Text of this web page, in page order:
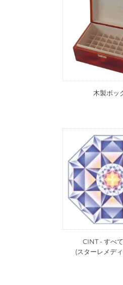
木製ボッ
CINT - すべ
(スターレメデ